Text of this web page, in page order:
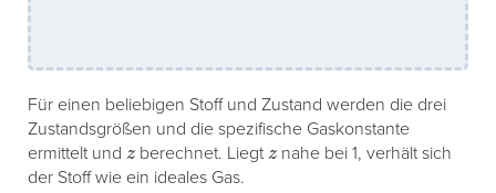
Für einen beliebigen Stoff und Zustand werden die drei
Zustandsgrößen und die spezifische Gaskonstante
ermittelt und z berechnet. Liegtz nahe bei 1, verhält sich
der Stoff wie ein ideales Gas.